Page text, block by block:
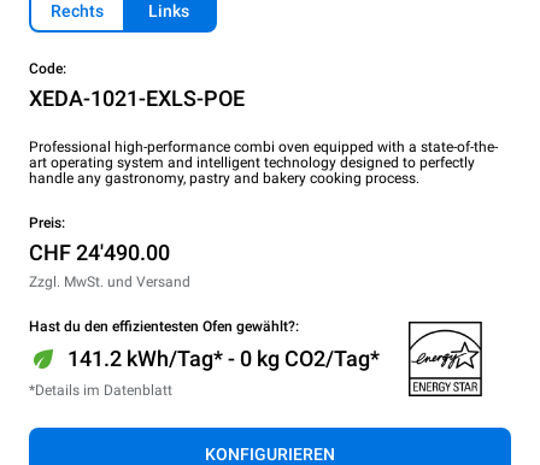
Rechts Links
Code:
XEDA-1021-EXLS-POE
Professional high-performance combi oven equipped with a state-of-the-
art operating system and intelligent technology designed to perfectly
handle any gastronomy, pastry and bakery cooking process.
Preis:
CHF 24'490.00
Zzgl. MwSt. und Versand
Hast du den effizientesten Ofen gewählt?:
141.2 kWh/Tag* - 0 kg CO2/Tag*
*Details im Datenblatt
KONFIGURIEREN